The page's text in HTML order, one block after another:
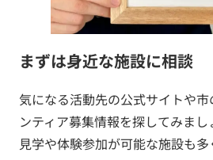
まずは身近な施設に相談
気になる活動先の公式サイトや
ンティア募集情報を探してみまし
見学や体験参加が可能な施設も多